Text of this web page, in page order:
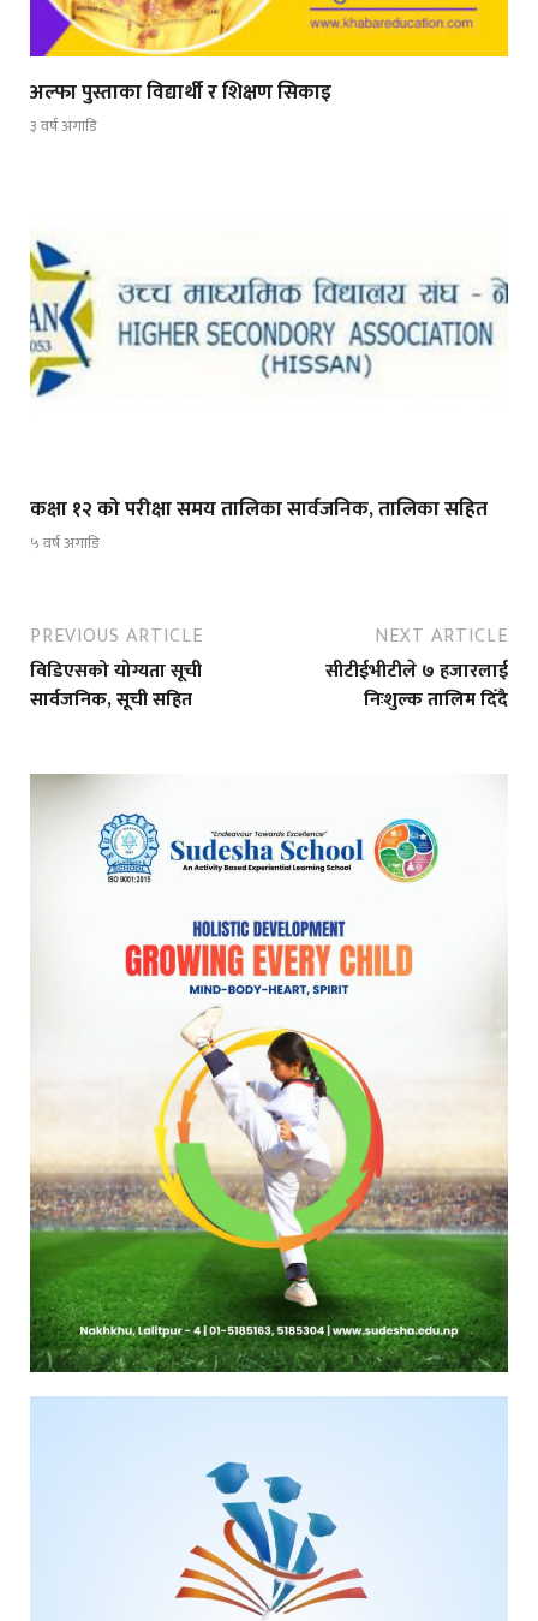
अल्फा पुस्ताका विद्यार्थी र शिक्षण सिकाइ
३ वर्ष अगाडि
कक्षा १२ को परीक्षा समय तालिका सार्वजनिक, तालिका सहित
५ वर्ष अगाडि
PREVIOUS ARTICLE
विडिएसको योग्यता सूची
सार्वजनिक, सूची सहित
NEXT ARTICLE
सीटीईभीटीले ७ हजारलाई
निःशुल्क तालिम दिँदै